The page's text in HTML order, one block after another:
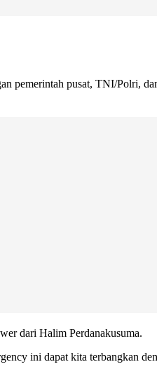
pemerintah pusat, TNI/Polri,
dari Halim Perdanakusuma.
ini dapat kita terbangkan